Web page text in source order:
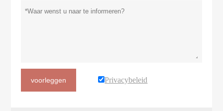
voorleggen Privacybeleid